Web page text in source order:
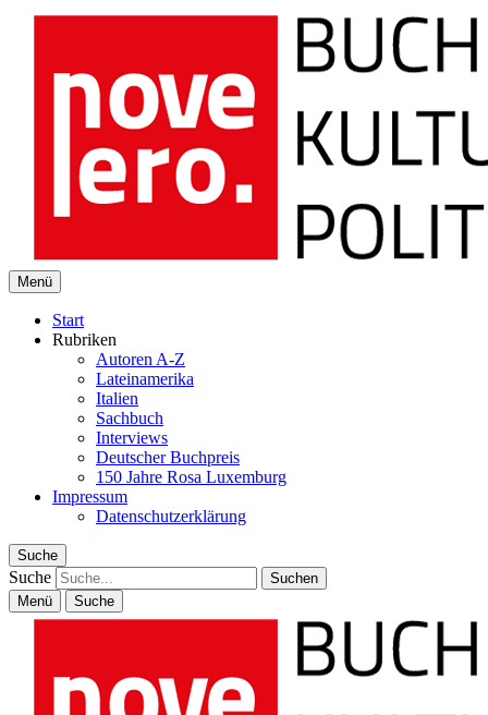
Buch Kultur Politik
Menü
Start
Rubriken
Autoren A-Z
Lateinamerika
Italien
Sachbuch
Interviews
Deutscher Buchpreis
150 Jahre Rosa Luxemburg
Impressum
Datenschutzerklärung
Suche
Suche
Menü Suche